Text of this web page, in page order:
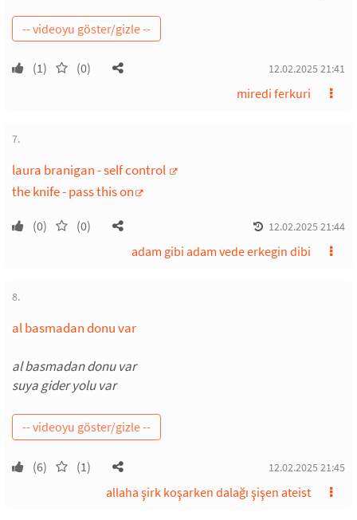
(1) (0) 12.02.2025 21:41
miredi ferkuri
7.
laura branigan - self control
the knife - pass this on
(0) (0) 12.02.2025 21:44
adam gibi adam vede erkegin dibi
8.
al basmadan donu var
al basmadan donu var
suya gider yolu var
(6) (1) 12.02.2025 21:45
allaha şirk koşarken dalağı şişen ateist